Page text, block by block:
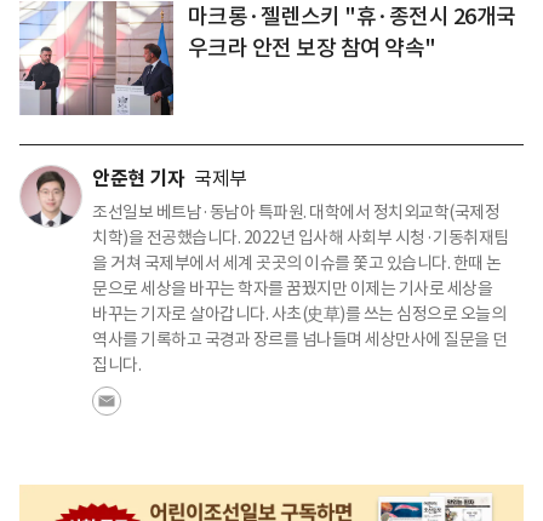
마크롱·젤렌스키 "휴·종전시 26개국
우크라 안전 보장 참여 약속"
안준현 기자 국제부
조선일보 베트남·동남아 특파원. 대학에서 정치외교학(국제정
치학)을 전공했습니다. 2022년 입사해 사회부 시청·기동취재팀
을 거쳐 국제부에서 세계 곳곳의 이슈를 쫓고 있습니다. 한때 논
문으로 세상을 바꾸는 학자를 꿈꿨지만 이제는 기사로 세상을
바꾸는 기자로 살아갑니다. 사초(史草)를 쓰는 심정으로 오늘의
역사를 기록하고 국경과 장르를 넘나들며 세상만사에 질문을 던
집니다.